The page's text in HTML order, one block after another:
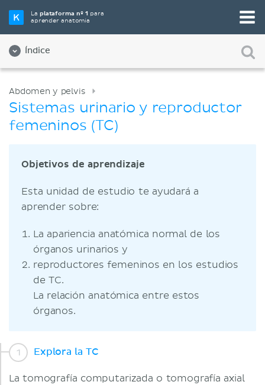
Laplataforma nº 1 para
aprender anatomía
Índice
Abdomen y pelvis
Sistemas urinario y reproductor
femeninos (TC)
Objetivos de aprendizaje
Esta unidad de estudio te ayudará a
aprender sobre:
La apariencia anatómica normal de los
órganos urinarios y
reproductores femeninos en los estudios
de TC.
La relación anatómica entre estos
órganos.
Explora la TC
La tomografía computarizada o tomografía axial